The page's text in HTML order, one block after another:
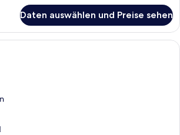
Daten auswählen und Preise sehen
Ein Hotelzimmer mit zwei Betten,